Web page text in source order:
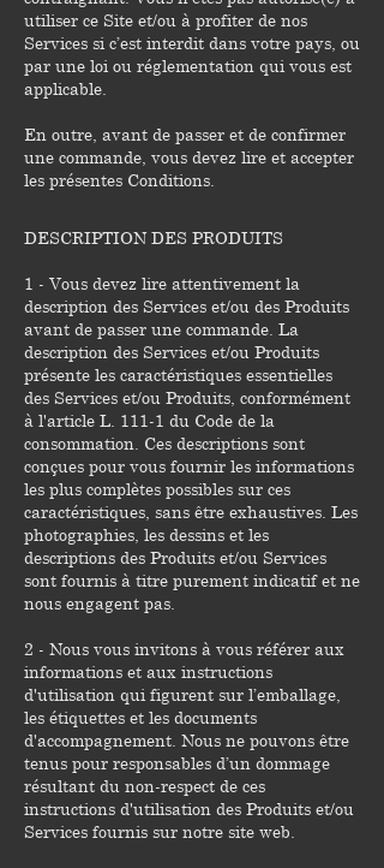
utiliser ce Site et/ou à profiter de nos
Services si c’est interdit dans votre pays, ou
par une loi ou réglementation qui vous est
applicable.
En outre, avant de passer et de confirmer
une commande, vous devez lire et accepter
les présentes Conditions.
DESCRIPTION DES PRODUITS
1 - Vous devez lire attentivement la
description des Services et/ou des Produits
avant de passer une commande. La
description des Services et/ou Produits
présente les caractéristiques essentielles
des Services et/ou Produits, conformément
à l'article L. 111-1 du Code de la
consommation. Ces descriptions sont
conçues pour vous fournir les informations
les plus complètes possibles sur ces
caractéristiques, sans être exhaustives. Les
photographies, les dessins et les
descriptions des Produits et/ou Services
sont fournis à titre purement indicatif et ne
nous engagent pas.
2 - Nous vous invitons à vous référer aux
informations et aux instructions
d'utilisation qui figurent sur l’emballage,
les étiquettes et les documents
d'accompagnement. Nous ne pouvons être
tenus pour responsables d’un dommage
résultant du non-respect de ces
instructions d'utilisation des Produits et/ou
Services fournis sur notre site web.